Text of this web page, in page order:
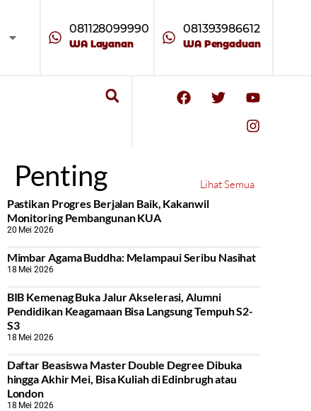
081128099990
WA Layanan
081393986612
WA Pengaduan
Penting
Lihat Semua
Pastikan Progres Berjalan Baik, Kakanwil
Monitoring Pembangunan KUA
20 Mei 2026
Mimbar Agama Buddha: Melampaui Seribu Nasihat
18 Mei 2026
BIB Kemenag Buka Jalur Akselerasi, Alumni
Pendidikan Keagamaan Bisa Langsung Tempuh S2-
S3
18 Mei 2026
Daftar Beasiswa Master Double Degree Dibuka
hingga Akhir Mei, Bisa Kuliah di Edinbrugh atau
London
18 Mei 2026